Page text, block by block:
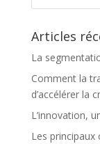
i
v
:
Articles
La
Comment la
d’accélérer la
L’innovation,
Les